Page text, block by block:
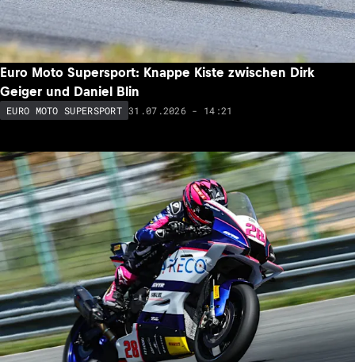
Euro Moto Supersport: Knappe Kiste zwischen Dirk
Geiger und Daniel Blin
EURO MOTO SUPERSPORT 31.07.2026 - 14:21